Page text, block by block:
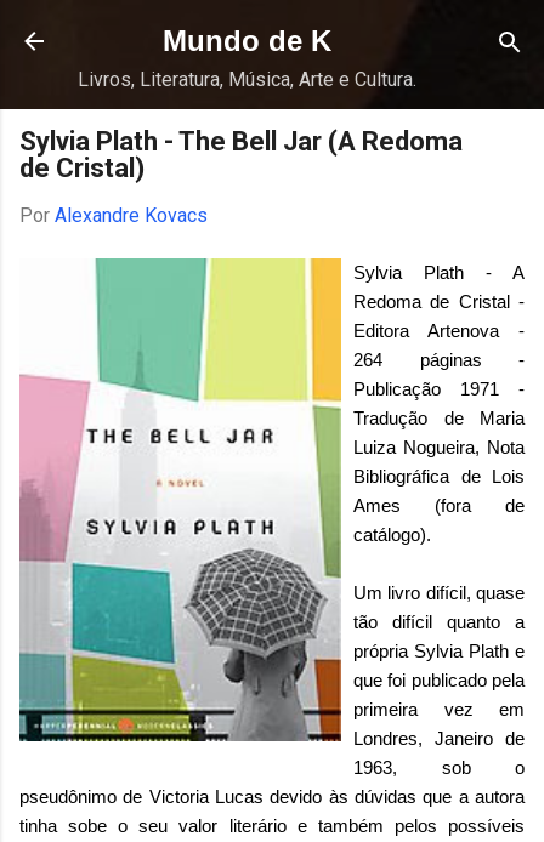
Pular para o conteúdo principal
Mundo de K
Livros, Literatura, Música, Arte e Cultura.
Sylvia Plath - The Bell Jar (A Redoma
de Cristal)
Por Alexandre Kovacs
Sylvia Plath - A
Redoma de Cristal -
Editora Artenova -
264 páginas -
Publicação 1971 -
Tradução de Maria
Luiza Nogueira, Nota
Bibliográfica de Lois
Ames (fora de
catálogo).
Um livro difícil, quase
tão difícil quanto a
própria Sylvia Plath e
que foi publicado pela
primeira vez em
Londres, Janeiro de
1963, sob o
pseudônimo de Victoria Lucas devido às dúvidas que a autora
tinha sobe o seu valor literário e também pelos possíveis